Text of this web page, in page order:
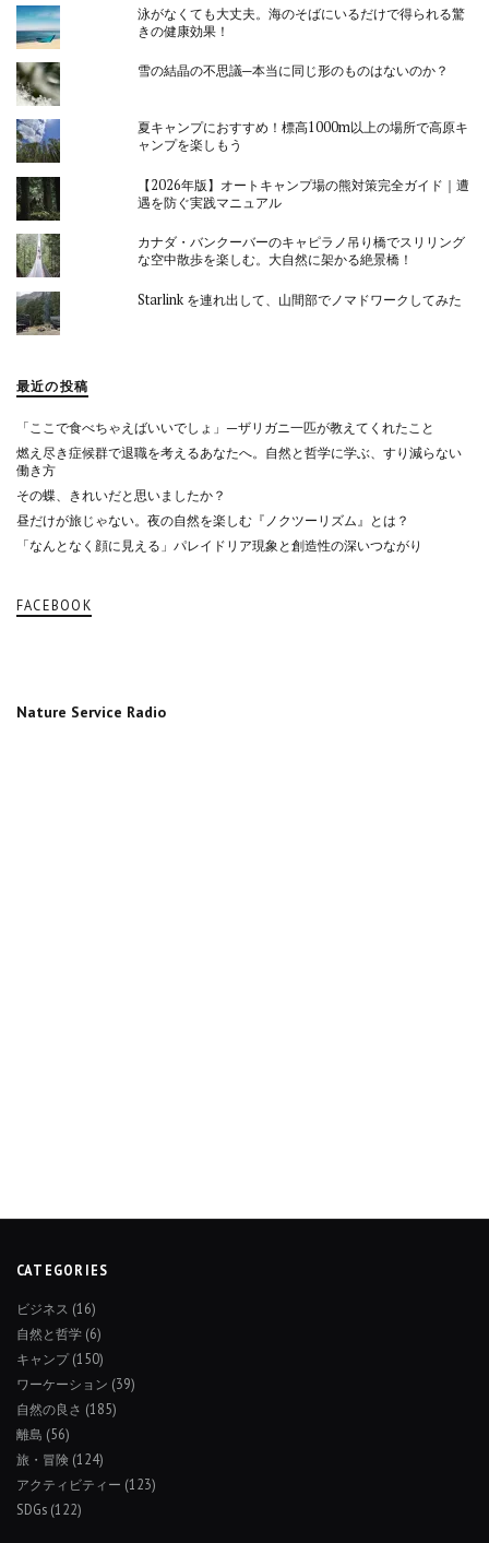
泳がなくても大丈夫。海のそばにいるだけで得られる驚
きの健康効果！
雪の結晶の不思議─本当に同じ形のものはないのか？
夏キャンプにおすすめ！標高1000m以上の場所で高原キ
ャンプを楽しもう
【2026年版】オートキャンプ場の熊対策完全ガイド｜遭
遇を防ぐ実践マニュアル
カナダ・バンクーバーのキャピラノ吊り橋でスリリング
な空中散歩を楽しむ。大自然に架かる絶景橋！
Starlink を連れ出して、山間部でノマドワークしてみた
最近の投稿
「ここで食べちゃえばいいでしょ」—ザリガニ一匹が教えてくれたこと
燃え尽き症候群で退職を考えるあなたへ。自然と哲学に学ぶ、すり減らない
働き方
その蝶、きれいだと思いましたか？
昼だけが旅じゃない。夜の自然を楽しむ『ノクツーリズム』とは？
「なんとなく顔に見える」パレイドリア現象と創造性の深いつながり
FACEBOOK
Nature Service Radio
CATEGORIES
ビジネス (16)
自然と哲学 (6)
キャンプ(150)
ワーケーション (39)
自然の良さ (185)
離島 (56)
旅・冒険 (124)
アクティビティー (123)
SDGs (122)